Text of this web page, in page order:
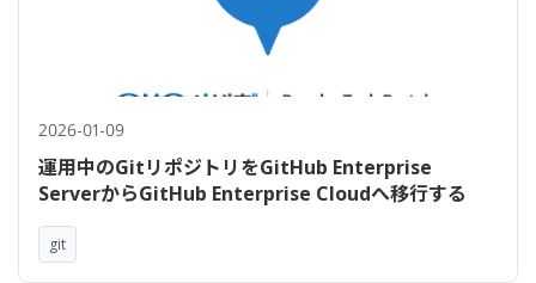
2026-01-09
運用中のGitリポジトリをGitHub Enterprise
ServerからGitHub Enterprise Cloudへ移行する
git